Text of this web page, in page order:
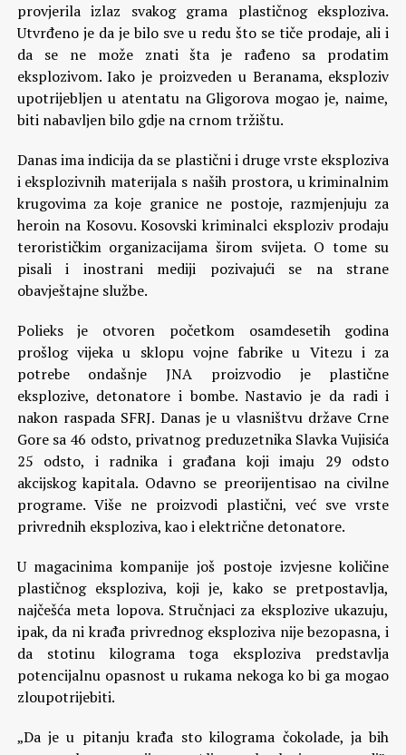
provjerila izlaz svakog grama plastičnog eksploziva.
Utvrđeno je da je bilo sve u redu što se tiče prodaje, ali i
da se ne može znati šta je rađeno sa prodatim
eksplozivom. Iako je proizveden u Beranama, eksploziv
upotrijebljen u atentatu na Gligorova mogao je, naime,
biti nabavljen bilo gdje na crnom tržištu.
Danas ima indicija da se plastični i druge vrste eksploziva
i eksplozivnih materijala s naših prostora, u kriminalnim
krugovima za koje granice ne postoje, razmjenjuju za
heroin na Kosovu. Kosovski kriminalci eksploziv prodaju
terorističkim organizacijama širom svijeta. O tome su
pisali i inostrani mediji pozivajući se na strane
obavještajne službe.
Polieks je otvoren početkom osamdesetih godina
prošlog vijeka u sklopu vojne fabrike u Vitezu i za
potrebe ondašnje JNA proizvodio je plastične
eksplozive, detonatore i bombe. Nastavio je da radi i
nakon raspada SFRJ. Danas je u vlasništvu države Crne
Gore sa 46 odsto, privatnog preduzetnika Slavka Vujisića
25 odsto, i radnika i građana koji imaju 29 odsto
akcijskog kapitala. Odavno se preorijentisao na civilne
programe. Više ne proizvodi plastični, već sve vrste
privrednih eksploziva, kao i električne detonatore.
U magacinima kompanije još postoje izvjesne količine
plastičnog eksploziva, koji je, kako se pretpostavlja,
najčešća meta lopova. Stručnjaci za eksplozive ukazuju,
ipak, da ni krađa privrednog eksploziva nije bezopasna, i
da stotinu kilograma toga eksploziva predstavlja
potencijalnu opasnost u rukama nekoga ko bi ga mogao
zloupotrijebiti.
„Da je u pitanju krađa sto kilograma čokolade, ja bih